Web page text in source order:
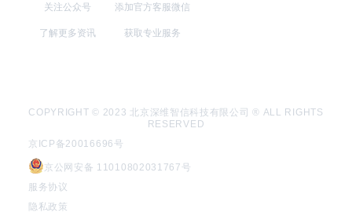
关注公众号
了解更多资讯
添加官方客服微信
获取专业服务
COPYRIGHT © 2023 北京深维智信科技有限公司 ® ALL RIGHTS
RESERVED
京ICP备20016696号
京公网安备 11010802031767号
服务协议
隐私政策